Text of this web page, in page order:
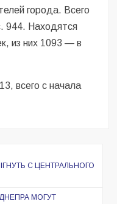
города. Всего
944. Находятся
из них 1093 — в
всего с начала
С ЦЕНТРАЛЬНОГО
МОГУТ